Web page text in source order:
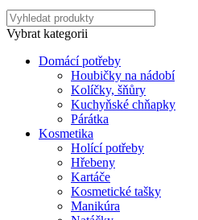
Vybrat kategorii
Domácí potřeby
Houbičky na nádobí
Kolíčky, šňůry
Kuchyňské chňapky
Párátka
Kosmetika
Holící potřeby
Hřebeny
Kartáče
Kosmetické tašky
Manikúra